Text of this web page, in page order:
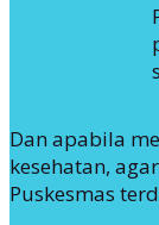
Dan apabila
kesehatan,
Puskesmas